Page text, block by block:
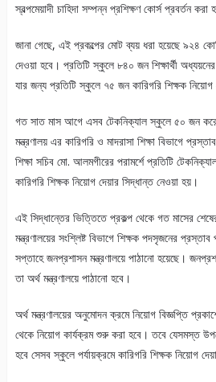
স্বল্পমেয়াদী চাহিদা সম্পন্ন প্রশিক্ষণ কোর্স প্রবর্তন করা
জানা গেছে, এই প্রকল্পের মোট ব্যয় ধরা হয়েছে ৯২৪
দেওয়া হবে। প্রতিটি স্কুলে ৮৪০ জন শিক্ষার্থী অধ্যয়নের
যার জন্য প্রতিটি স্কুলে ৭৫ জন কারিগরি শিক্ষক নিয়োগ
গত সাত মাস আগে এসব টেকনিক্যাল স্কুলে ৫০ জন করে
মন্ত্রণালয় এর কারিগরি ও মাদরাসা শিক্ষা বিভাগে
শিক্ষা সচিব মো. আলমগীরের পরামর্শে প্রতিটি
কারিগরি শিক্ষক নিয়োগ দেয়ার সিদ্ধান্ত নেওয়া হয়।
এই সিদ্ধান্তের ভিত্তিতে প্রকল্প থেকে গত মাসের
মন্ত্রণালয়ের সংশ্লিষ্ট বিভাগে শিক্ষক পদসৃজনের
সপ্তাহে জনপ্রশাসন মন্ত্রণালয়ে পাঠানো হয়েছে।
তা অর্থ মন্ত্রণালয়ে পাঠানো হবে।
অর্থ মন্ত্রণালয়ের অনুমোদন ক্রমে নিয়োগ বিজ্ঞপ্তি
থেকে নিয়োগ কার্যক্রম শুরু করা হবে। তবে যেসমস্ত
হবে সেসব স্কুলে পর্যায়ক্রমে কারিগরি শিক্ষক নিয়োগ